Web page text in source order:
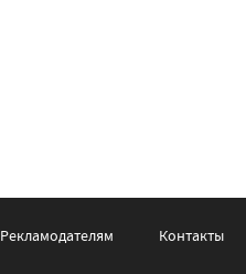
Рекламодателям Контакты